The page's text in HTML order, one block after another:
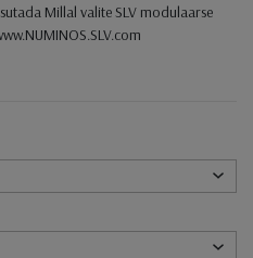
Millal valite SLV modulaarse